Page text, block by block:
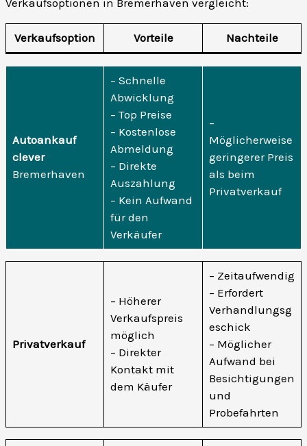
Verkaufsoptionen in Bremerhaven vergleicht:
Verkaufsoption Vorteile Nachteile
Autoankauf
clever
Bremerhaven
– Schnelle
Abwicklung
– Top Preise
– Kostenlose
Abmeldung
– Direkte
Auszahlung
– Kein Aufwand
für den
Verkäufer
–
Möglicherweise
geringerer Preis
als beim
Privatverkauf
Privatverkauf
– Höherer
Verkaufspreis
möglich
– Direkter
Kontakt mit
dem Käufer
– Zeitaufwendig
– Erfordert
Verhandlungsg
eschick
– Möglicher
Aufwand bei
Besichtigungen
und
Probefahrten